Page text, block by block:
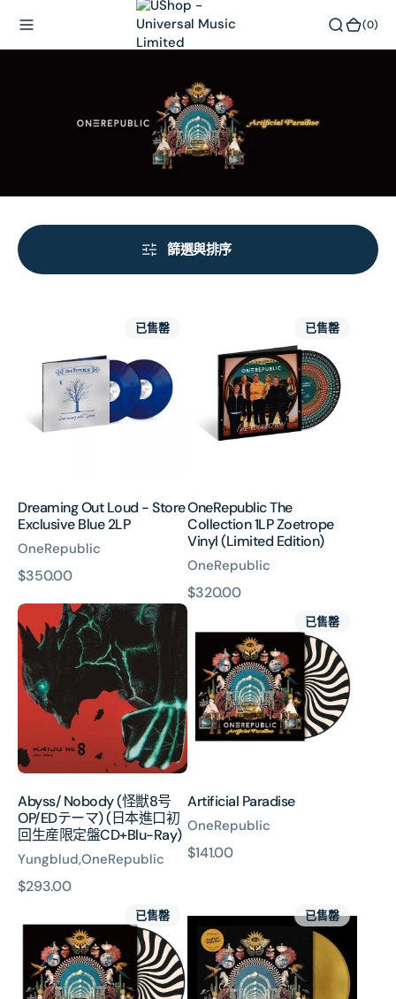
(0)
篩選與排序
Store
Exclusive
Blue
已售罄
Dreaming Out Loud - Store
Exclusive Blue 2LP
OneRepublic
原
$350.00
Collection
Zoetrope
(Limited
已售罄
OneRepublic The
Collection 1LP Zoetrope
Vinyl (Limited Edition)
OneRepublic
原
$320.00
Abyss/
Nobody
(怪
獣
8
OP/ED
テ
ー
(日
本
進
口
初
生
限
定
Abyss/ Nobody (怪獣8号
OP/EDテーマ) (日本進口初
回生産限定盤CD+Blu-Ray)
Yungblud,OneRepublic
原
$293.00
Artificial
Paradise
已售罄
Artificial Paradise
OneRepublic
原
$141.00
Paradise
已售罄
Paradise
(Gold
Vinyl)
已售罄